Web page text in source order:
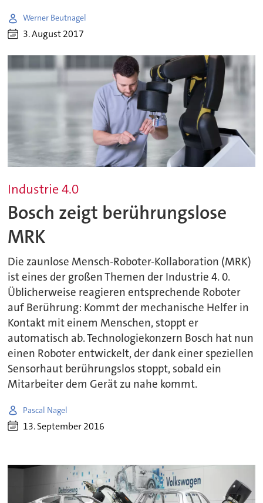
Werner Beutnagel
3. August 2017
Industrie 4.0
Bosch zeigt berührungslose
MRK
Die zaunlose Mensch-Roboter-Kollaboration (MRK)
ist eines der großen Themen der Industrie 4. 0.
Üblicherweise reagieren entsprechende Roboter
auf Berührung: Kommt der mechanische Helfer in
Kontakt mit einem Menschen, stoppt er
automatisch ab. Technologiekonzern Bosch hat nun
einen Roboter entwickelt, der dank einer speziellen
Sensorhaut berührungslos stoppt, sobald ein
Mitarbeiter dem Gerät zu nahe kommt.
Pascal Nagel
13. September 2016